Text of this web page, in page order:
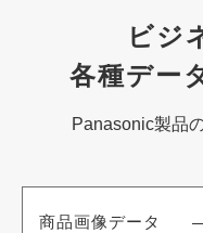
ビジ
各種デー
Panasonic製品
商品画像データ